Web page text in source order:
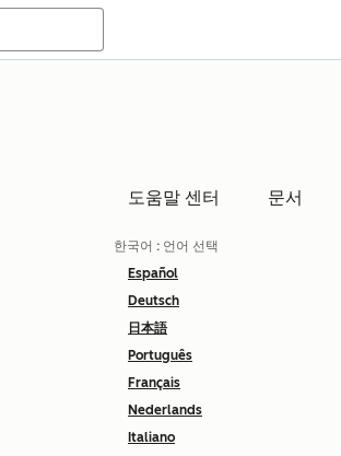
도움말 센터 문서
한국어 : 언어 선택
Español
Deutsch
日本語
Português
Français
Nederlands
Italiano